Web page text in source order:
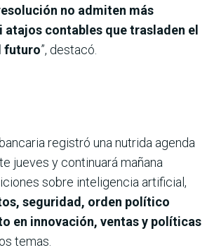
no admiten más
contables que trasladen el
futuro”, destacó.
registró una nutrida agenda
jueves y continuará mañana
sobre inteligencia artificial,
seguridad, orden político
en innovación, ventas y políticas
temas.